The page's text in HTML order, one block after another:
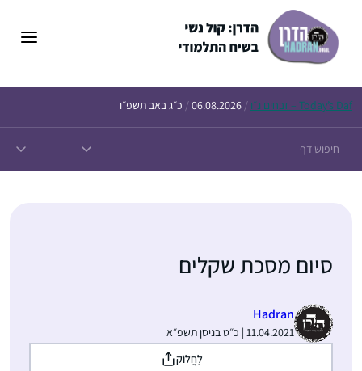
Today’s Daf – זבחים נ״ו /
06.08.2026
/ כ״ג באב תשפ״ו
סיום מסכת שקלים
Hadran
11.04.2021 | כ״ט בניסן תשפ״א
לַחֲלוֹק